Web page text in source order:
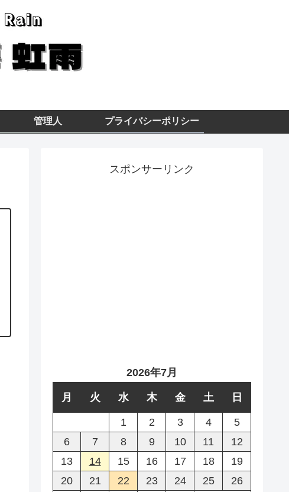
管理人 プライバシーポリシー
スポンサーリンク
2026年7月
月 火 水 木 金 土 日
1 2 3 4
5
6
7 8 9 10 11
12
13
14 15 16 17 18
19
20
21 22 23 24 25
26